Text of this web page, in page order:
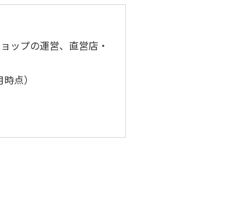
ップの運営、直営店・
点）